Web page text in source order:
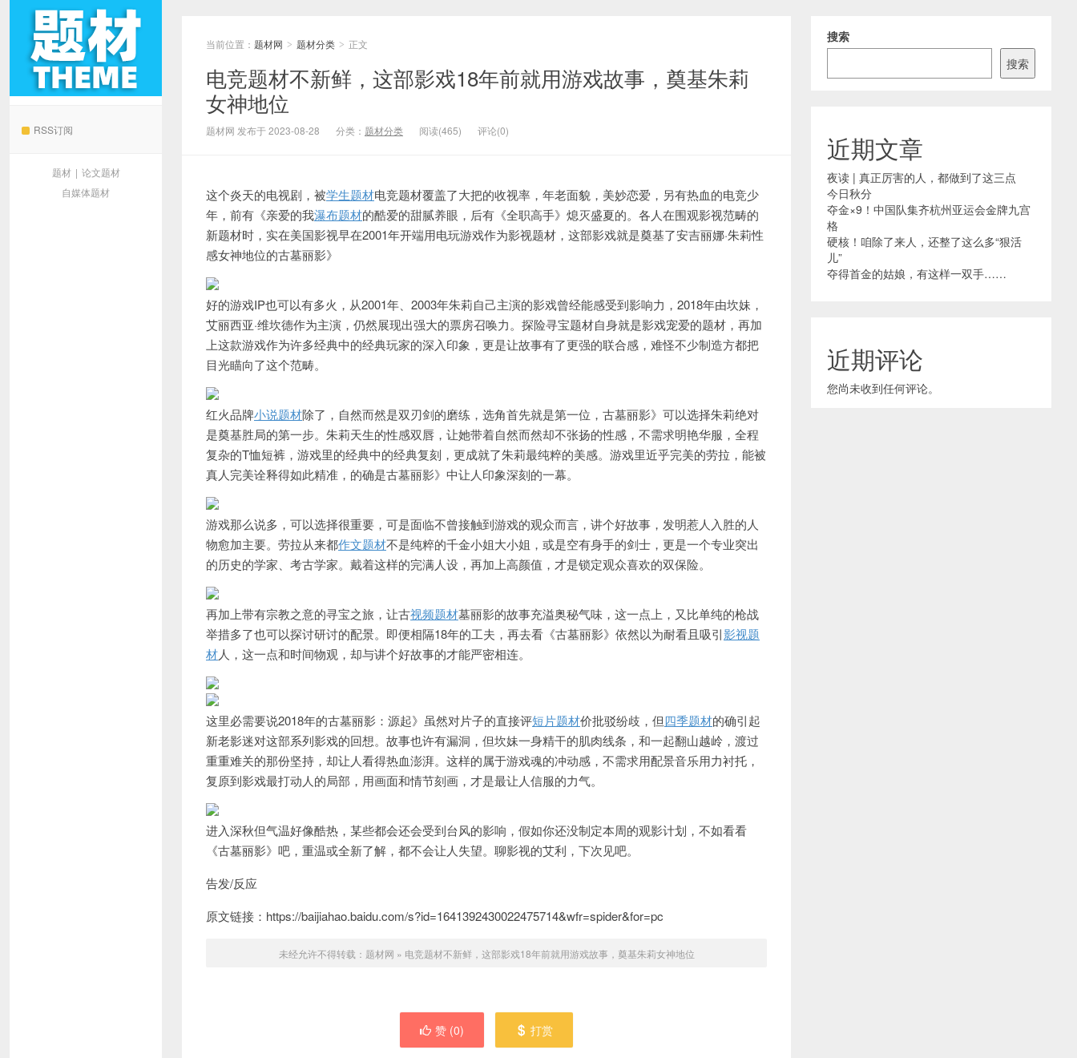
RSS订阅
题材 | 论文题材
自媒体题材
当前位置： 题材网 > 题材分类 > 正文
电竞题材不新鲜，这部影戏18年前就用游戏故事，奠基朱莉
女神地位
题材网 发布于 2023-08-28 分类： 题材分类 阅读(465) 评论(0)
这个炎天的电视剧，被学生题材电竞题材覆盖了大把的收视率，年老面貌，美妙恋爱，另有热血的电竞少
年，前有《亲爱的我瀑布题材的酷爱的甜腻养眼，后有《全职高手》熄灭盛夏的。各人在围观影视范畴的
新题材时，实在美国影视早在2001年开端用电玩游戏作为影视题材，这部影戏就是奠基了安吉丽娜·朱莉性
感女神地位的古墓丽影》
好的游戏IP也可以有多火，从2001年、2003年朱莉自己主演的影戏曾经能感受到影响力，2018年由坎妹，
艾丽西亚·维坎德作为主演，仍然展现出强大的票房召唤力。探险寻宝题材自身就是影戏宠爱的题材，再加
上这款游戏作为许多经典中的经典玩家的深入印象，更是让故事有了更强的联合感，难怪不少制造方都把
目光瞄向了这个范畴。
红火品牌小说题材除了，自然而然是双刃剑的磨练，选角首先就是第一位，古墓丽影》可以选择朱莉绝对
是奠基胜局的第一步。朱莉天生的性感双唇，让她带着自然而然却不张扬的性感，不需求明艳华服，全程
复杂的T恤短裤，游戏里的经典中的经典复刻，更成就了朱莉最纯粹的美感。游戏里近乎完美的劳拉，能被
真人完美诠释得如此精准，的确是古墓丽影》中让人印象深刻的一幕。
游戏那么说多，可以选择很重要，可是面临不曾接触到游戏的观众而言，讲个好故事，发明惹人入胜的人
物愈加主要。劳拉从来都作文题材不是纯粹的千金小姐大小姐，或是空有身手的剑士，更是一个专业突出
的历史的学家、考古学家。戴着这样的完满人设，再加上高颜值，才是锁定观众喜欢的双保险。
再加上带有宗教之意的寻宝之旅，让古视频题材墓丽影的故事充溢奥秘气味，这一点上，又比单纯的枪战
举措多了也可以探讨研讨的配景。即便相隔18年的工夫，再去看《古墓丽影》依然以为耐看且吸引影视题
材人，这一点和时间物观，却与讲个好故事的才能严密相连。
这里必需要说2018年的古墓丽影：源起》虽然对片子的直接评短片题材价批驳纷歧，但四季题材的确引起
新老影迷对这部系列影戏的回想。故事也许有漏洞，但坎妹一身精干的肌肉线条，和一起翻山越岭，渡过
重重难关的那份坚持，却让人看得热血澎湃。这样的属于游戏魂的冲动感，不需求用配景音乐用力衬托，
复原到影戏最打动人的局部，用画面和情节刻画，才是最让人信服的力气。
进入深秋但气温好像酷热，某些都会还会受到台风的影响，假如你还没制定本周的观影计划，不如看看
《古墓丽影》吧，重温或全新了解，都不会让人失望。聊影视的艾利，下次见吧。
告发/反应
原文链接：https://baijiahao.baidu.com/s?id=1641392430022475714&wfr=spider&for=pc
未经允许不得转载： 题材网 » 电竞题材不新鲜，这部影戏18年前就用游戏故事，奠基朱莉女神地位
赞 (0) 打赏
搜索
搜索
近期文章
夜读 | 真正厉害的人，都做到了这三点
今日秋分
夺金×9！中国队集齐杭州亚运会金牌九宫
格
硬核！咱除了来人，还整了这么多“狠活
儿”
夺得首金的姑娘，有这样一双手……
近期评论
您尚未收到任何评论。